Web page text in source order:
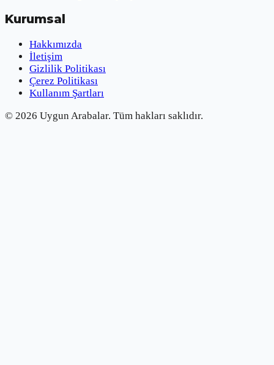
Kurumsal
Hakkımızda
İletişim
Gizlilik Politikası
Çerez Politikası
Kullanım Şartları
© 2026 Uygun Arabalar. Tüm hakları saklıdır.